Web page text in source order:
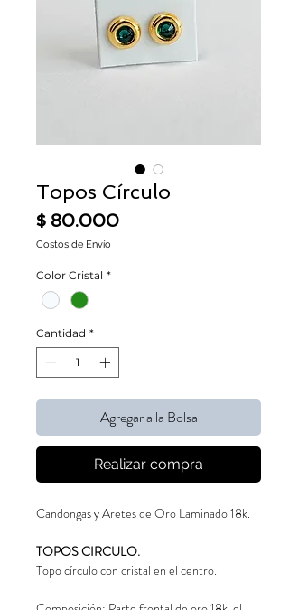
Topos Círculo
$ 80.000Precio
Costos de Envío
Color Cristal *
Cantidad *
Agregar a la Bolsa
Realizar compra
Candongas y Aretes de Oro Laminado 18k.
TOPOS CIRCULO.
Topo círculo con cristal en el centro.